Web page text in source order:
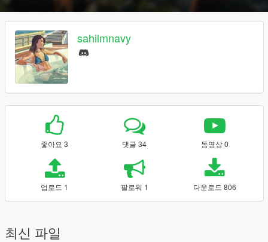
sahilmnavy
좋아요 3 댓글 34 동영상 0
업로드 1 팔로워 1 다운로드 806
최신 파일